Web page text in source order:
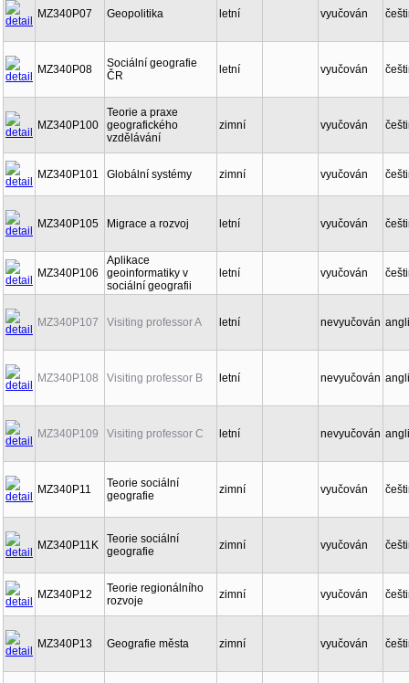
MZ340P07 Geopolitika letní vyučován
MZ340P08
Sociální geografie
ČR
letní vyučován
MZ340P100
Teorie a praxe
geografického
vzdělávání
zimní vyučován
MZ340P101 Globální systémy zimní vyučován
MZ340P105 Migrace a rozvoj letní vyučován
MZ340P106
Aplikace
geoinformatiky v
sociální geografii
letní vyučován
MZ340P107 Visiting professor A letní nevyučován
MZ340P108 Visiting professor B letní nevyučován
MZ340P109 Visiting professor C letní nevyučován
MZ340P11
Teorie sociální
geografie
zimní vyučován
MZ340P11K
Teorie sociální
geografie
zimní vyučován
MZ340P12
Teorie regionálního
rozvoje
zimní vyučován
MZ340P13 Geografie města zimní vyučován